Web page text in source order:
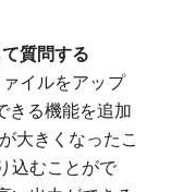
質問する
イルをアップ
きる機能を追加
大きくなったこ
込むことがで